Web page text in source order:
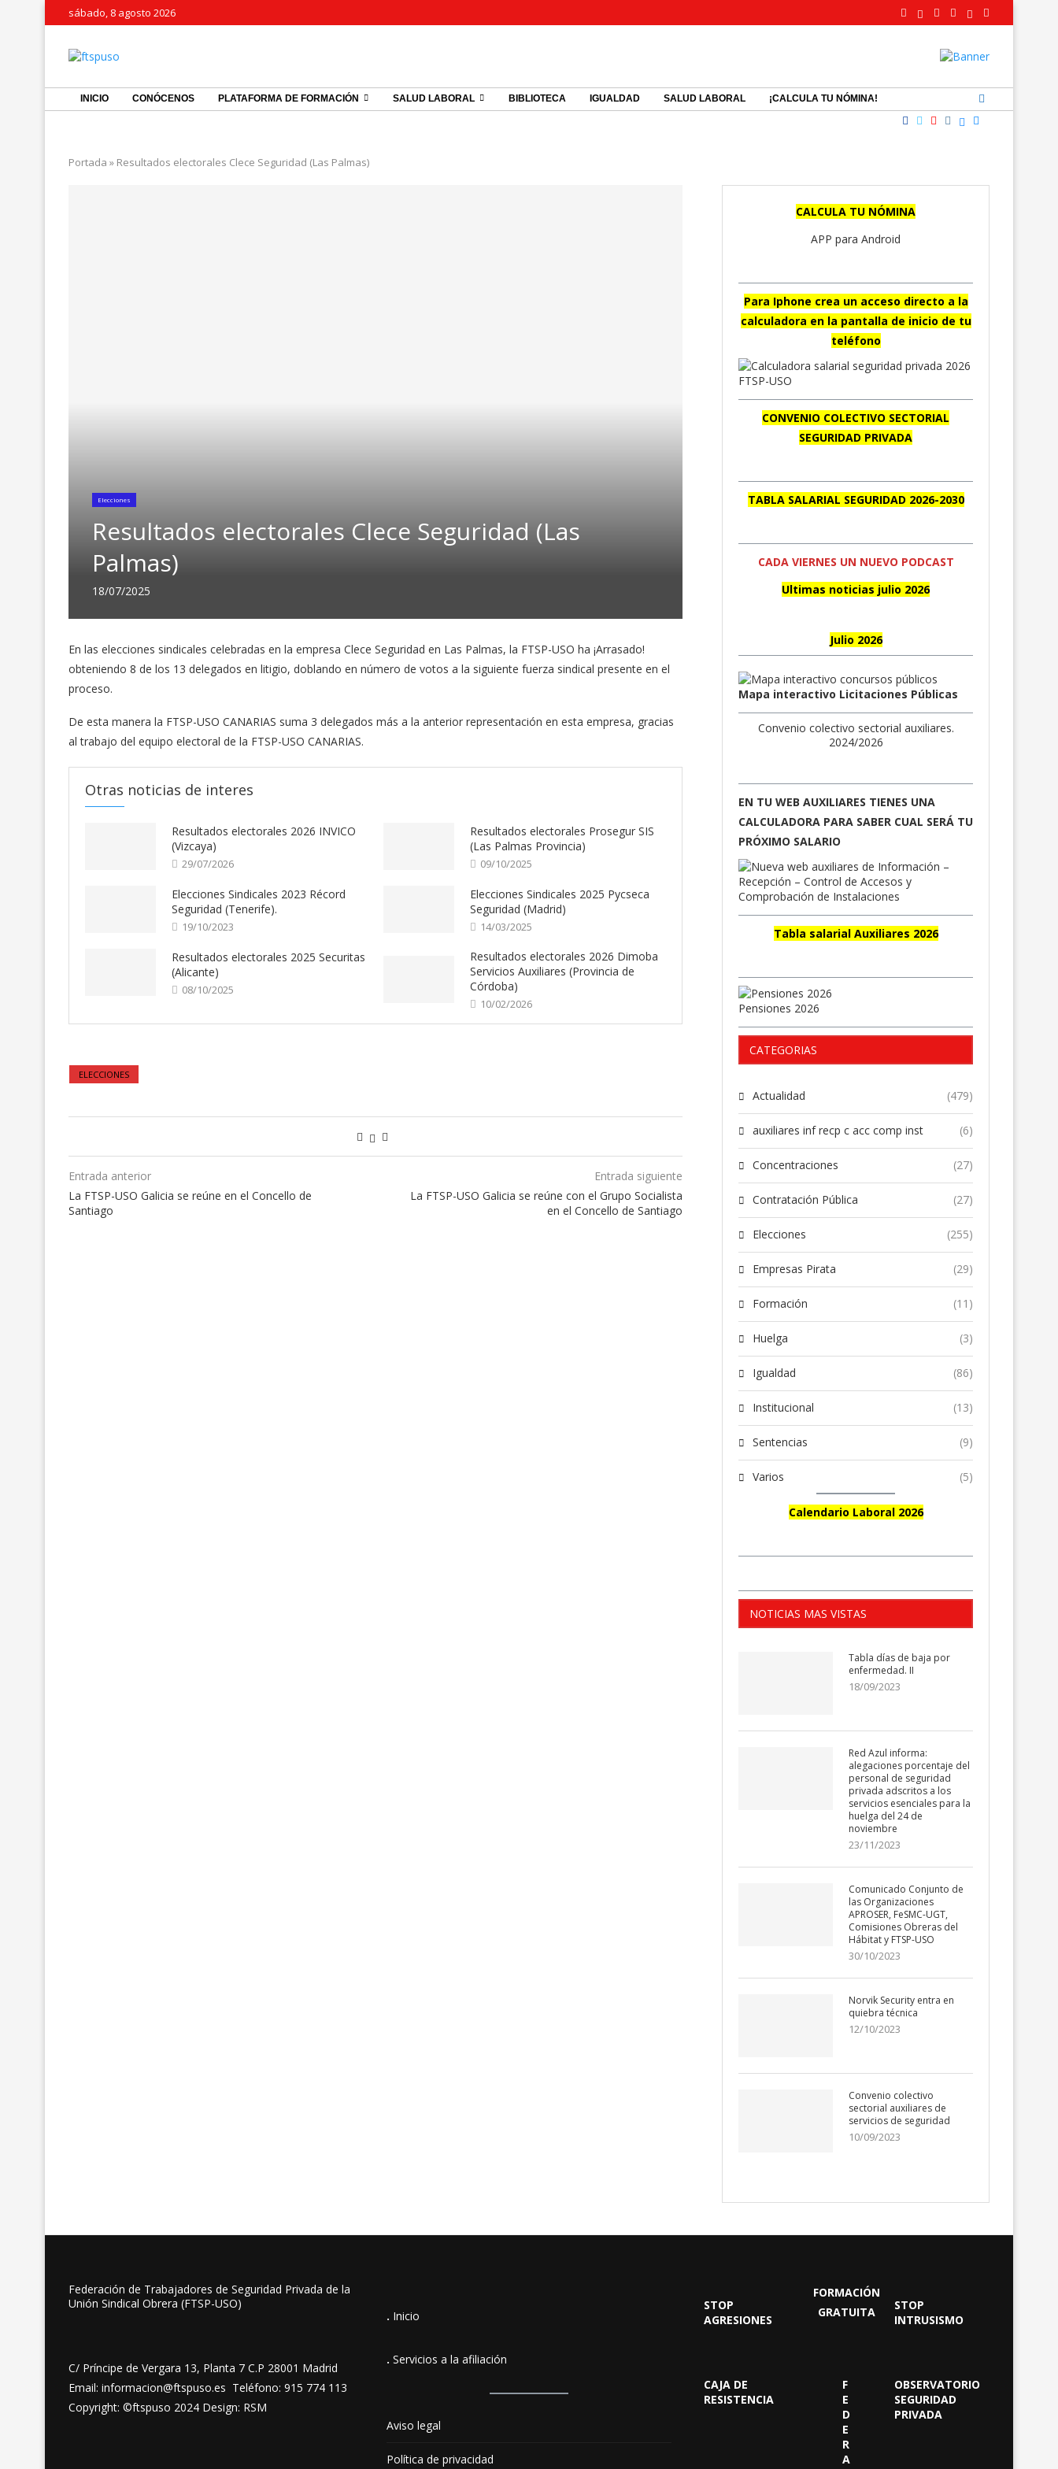
sábado, 8 agosto 2026
INICIO CONÓCENOS PLATAFORMA DE FORMACIÓN SALUD LABORAL BIBLIOTECA IGUALDAD SALUD LABORAL ¡CALCULA TU NÓMINA!
Portada » Resultados electorales Clece Seguridad (Las Palmas)
Elecciones
Resultados electorales Clece Seguridad (Las
Palmas)
18/07/2025
En las elecciones sindicales celebradas en la empresa Clece Seguridad en Las Palmas, la FTSP-USO ha ¡Arrasado!
obteniendo 8 de los 13 delegados en litigio, doblando en número de votos a la siguiente fuerza sindical presente en el
proceso.
De esta manera la FTSP-USO CANARIAS suma 3 delegados más a la anterior representación en esta empresa, gracias
al trabajo del equipo electoral de la FTSP-USO CANARIAS.
Otras noticias de interes
Resultados electorales 2026 INVICO
(Vizcaya)
29/07/2026
Resultados electorales Prosegur SIS
(Las Palmas Provincia)
09/10/2025
Elecciones Sindicales 2023 Récord
Seguridad (Tenerife).
19/10/2023
Elecciones Sindicales 2025 Pycseca
Seguridad (Madrid)
14/03/2025
Resultados electorales 2025 Securitas
(Alicante)
08/10/2025
Resultados electorales 2026 Dimoba
Servicios Auxiliares (Provincia de
Córdoba)
10/02/2026
ELECCIONES
Entrada anterior
La FTSP-USO Galicia se reúne en el Concello de
Santiago
Entrada siguiente
La FTSP-USO Galicia se reúne con el Grupo Socialista
en el Concello de Santiago
CALCULA TU NÓMINA
APP para Android
Para Iphone crea un acceso directo a la
calculadora en la pantalla de inicio de tu
teléfono
CONVENIO COLECTIVO SECTORIAL
SEGURIDAD PRIVADA
TABLA SALARIAL SEGURIDAD 2026-2030
CADA VIERNES UN NUEVO PODCAST
Ultimas noticias julio 2026
Julio 2026
Mapa interactivo Licitaciones Públicas
Convenio colectivo sectorial auxiliares.
2024/2026
EN TU WEB AUXILIARES TIENES UNA
CALCULADORA PARA SABER CUAL SERÁ TU
PRÓXIMO SALARIO
Tabla salarial Auxiliares 2026
Pensiones 2026
CATEGORIAS
Actualidad (479)
auxiliares inf recp c acc comp inst (6)
Concentraciones (27)
Contratación Pública (27)
Elecciones (255)
Empresas Pirata (29)
Formación (11)
Huelga (3)
Igualdad (86)
Institucional (13)
Sentencias (9)
Varios (5)
Calendario Laboral 2026
NOTICIAS MAS VISTAS
Tabla días de baja por
enfermedad. II
18/09/2023
Red Azul informa:
alegaciones porcentaje del
personal de seguridad
privada adscritos a los
servicios esenciales para la
huelga del 24 de
noviembre
23/11/2023
Comunicado Conjunto de
las Organizaciones
APROSER, FeSMC-UGT,
Comisiones Obreras del
Hábitat y FTSP-USO
30/10/2023
Norvik Security entra en
quiebra técnica
12/10/2023
Convenio colectivo
sectorial auxiliares de
servicios de seguridad
10/09/2023
Federación de Trabajadores de Seguridad Privada de la
Unión Sindical Obrera (FTSP-USO)
C/ Príncipe de Vergara 13, Planta 7 C.P 28001 Madrid
Email: informacion@ftspuso.es Teléfono: 915 774 113
Copyright: ©ftspuso 2024 Design: RSM
. Inicio
. Servicios a la afiliación
Aviso legal
Política de privacidad
STOP
AGRESIONES
FORMACIÓN
GRATUITA
STOP
INTRUSISMO
CAJA DE
RESISTENCIA
F
E
D
E
R
A
OBSERVATORIO
SEGURIDAD
PRIVADA